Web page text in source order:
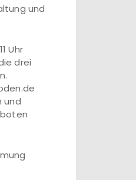
und
Uhr
drei
und